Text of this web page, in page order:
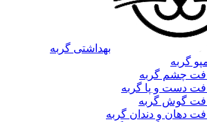
بهداشتی گربه
گربه
چشم گربه
دست و پا گربه
گوش گربه
دهان و دندان گربه